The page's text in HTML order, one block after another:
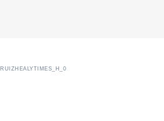
RUIZHEALYTIMES_H_0